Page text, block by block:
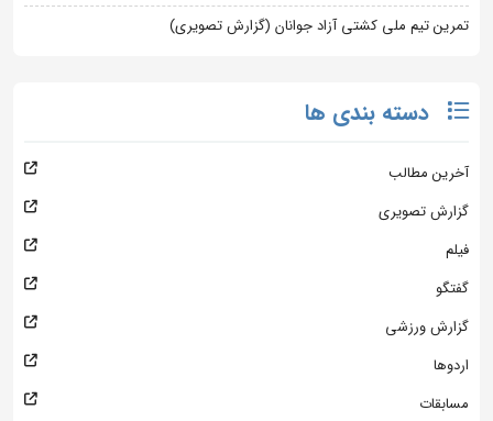
تمرین تیم ملی کشتی آزاد جوانان (گزارش تصویری)
دسته بندی ها
آخرین مطالب
گزارش تصویری
فیلم
گفتگو
گزارش ورزشی
اردوها
مسابقات